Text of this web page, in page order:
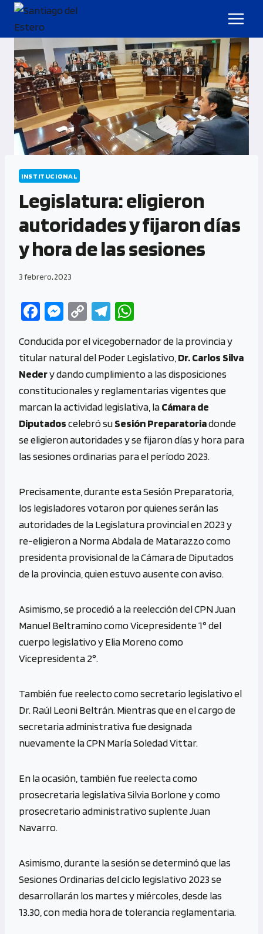
INSTITUCIONAL
Legislatura: eligieron
autoridades y fijaron días
y hora de las sesiones
3 febrero, 2023
Fa
b
o
o
k
M
se
n
g
er
C
py
Li
n
k
Te
gr
a
m
at
s
A
p
p
Conducida por el vicegobernador de la provincia y
titular natural del Poder Legislativo, Dr. Carlos Silva
Nedery dando cumplimiento a las disposiciones
constitucionales y reglamentarias vigentes que
marcan la actividad legislativa, laCámara de
Diputadoscelebró suSesión Preparatoriadonde
se eligieron autoridades y se fijaron días y hora para
las sesiones ordinarias para el período 2023.
Precisamente, durante esta Sesión Preparatoria,
los legisladores votaron por quienes serán las
autoridades de la Legislatura provincial en 2023 y
re-eligieron a Norma Abdala de Matarazzo como
presidenta provisional de la Cámara de Diputados
de la provincia, quien estuvo ausente con aviso.
Asimismo, se procedió a la reelección del CPN Juan
Manuel Beltramino como Vicepresidente 1° del
cuerpo legislativo y Elia Moreno como
Vicepresidenta 2°.
También fue reelecto como secretario legislativo el
Dr. Raúl Leoni Beltrán. Mientras que en el cargo de
secretaria administrativa fue designada
nuevamente la CPN María Soledad Vittar.
En la ocasión, también fue reelecta como
prosecretaria legislativa Silvia Borlone y como
prosecretario administrativo suplente Juan
Navarro.
Asimismo, durante la sesión se determinó que las
Sesiones Ordinarias del ciclo legislativo 2023 se
desarrollarán los martes y miércoles, desde las
13.30, con media hora de tolerancia reglamentaria.